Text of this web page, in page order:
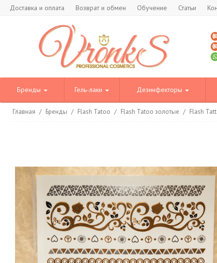
Доставка и оплата Возврат и обмен Обучение Статьи
Бренды Гель-лаки Дезинфекторы
Главная / Бренды / Flash Tatoo / Flash Tatoo золотые / Flash